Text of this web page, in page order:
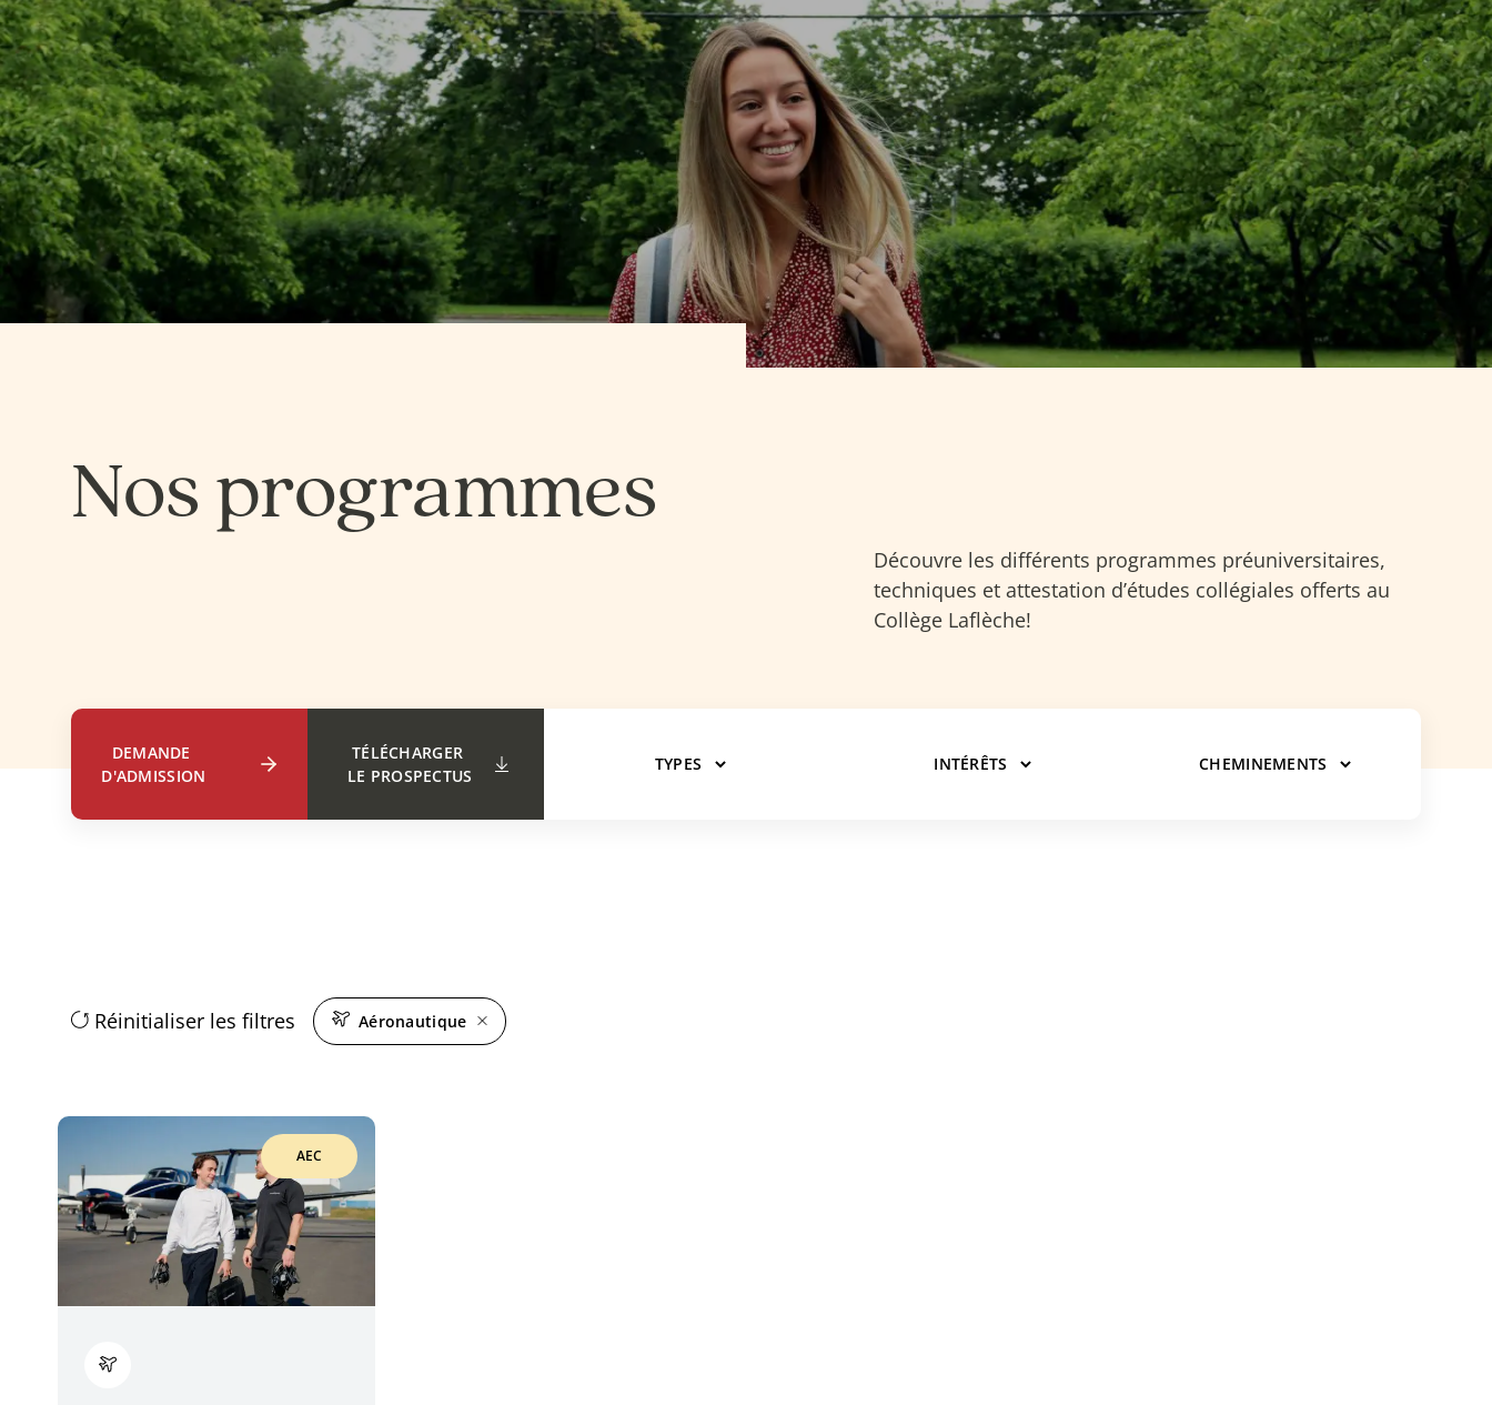
SCIENCES DE LA NATURE SCIENCES, LETTRES ET ARTS SCIENCES HUMAINES – PSYCHOLOGIE
SCIENCES HUMAINES − ÉDUCATION SCIENCES HUMAINES – MONDE SCIENCES HUMAINES − CRIMINOLOGIE
SCIENCES HUMAINES –
ADMINISTRATION
SCIENCES HUMAINES –
ADMINISTRATION BILINGUE
SCIENCES DE LA NATURE SCIENCES, LETTRES ET ARTS SCIENCES HUMAINES – PSYCHOLOGIE
SCIENCES HUMAINES − ÉDUCATION SCIENCES HUMAINES – MONDE SCIENCES HUMAINES − CRIMINOLOGIE
SCIENCES HUMAINES –
ADMINISTRATION
SCIENCES HUMAINES –
ADMINISTRATION BILINGUE
Nos programmes
Découvre les différents programmes préuniversitaires,
techniques et attestation d’études collégiales offerts au
Collège Laflèche!
DEMANDE
D'ADMISSION
TÉLÉCHARGER
LE PROSPECTUS
Réinitialiser les filtres Aéronautique
AEC